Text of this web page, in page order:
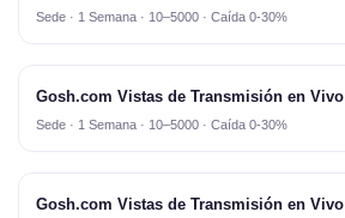
Sede · 1 Semana · 10–5000 · Caída 0-30%
Gosh.com Vistas de Transmisión en Vivo
Sede · 1 Semana · 10–5000 · Caída 0-30%
Gosh.com Vistas de Transmisión en Vivo